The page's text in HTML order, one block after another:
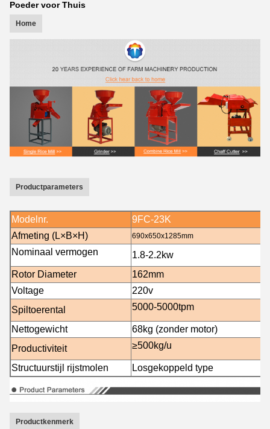
Poeder voor Thuis
Home
Productparameters
Modelnr.
9FC-23K
Afmeting (L×B×H)
690x650x1285mm
Nominaal vermogen 1.8-2.2kw
Rotor Diameter
162mm
Voltage
220v
Spiltoerental
5000-5000tpm
Nettogewicht 68kg (zonder motor)
Productiviteit
≥500kg/u
Structuurstijl rijstmolen Losgekoppeld type
Productkenmerk